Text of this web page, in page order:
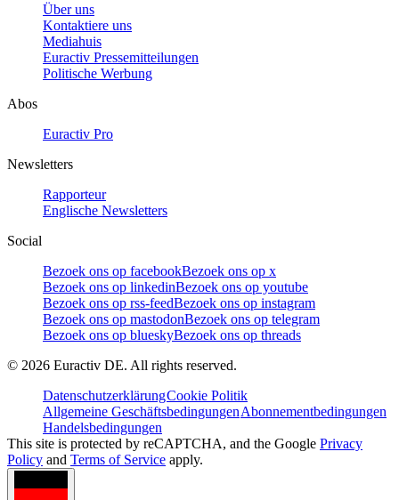
Über uns
Kontaktiere uns
Mediahuis
Euractiv Pressemitteilungen
Politische Werbung
Abos
Euractiv Pro
Newsletters
Rapporteur
Englische Newsletters
Social
Bezoek ons op facebookBezoek ons op x
Bezoek ons op linkedinBezoek ons op youtube
Bezoek ons op rss-feedBezoek ons op instagram
Bezoek ons op mastodonBezoek ons op telegram
Bezoek ons op blueskyBezoek ons op threads
© 2026 Euractiv DE. All rights reserved.
DatenschutzerklärungCookie Politik
Allgemeine GeschäftsbedingungenAbonnementbedingungen
Handelsbedingungen
This site is protected by reCAPTCHA, and the Google Privacy
Policy and Terms of Service apply.